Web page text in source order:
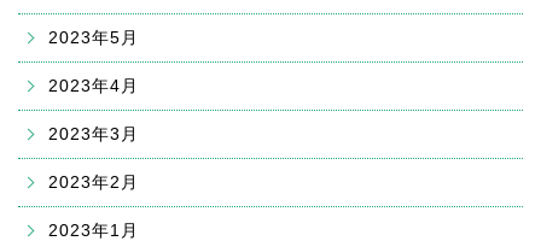
2023年5月
2023年4月
2023年3月
2023年2月
2023年1月